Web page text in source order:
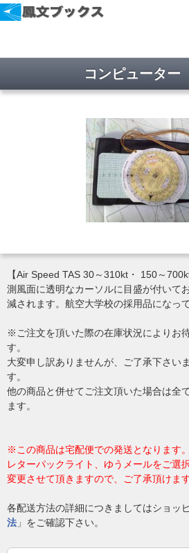
コンピュータ
【Air Speed TAS 30～310kt・ 150～
測風面に透明なカーソルに目盛が付いて
減されます。航空大学校の採用品になっ
※ご注文を頂いた際の在庫状況によりお
す。
大変申し訳ありませんが、ご了承下さい
す。
他の商品と併せてご注文頂いた場合は全
ます。
※この商品は宅配便での発送となります。
レターパックライト、ゆうメールをご選
変更させて頂きますので、ご了承頂けま
各配送方法の詳細につきましてはショッ
法 」をご確認下さい。